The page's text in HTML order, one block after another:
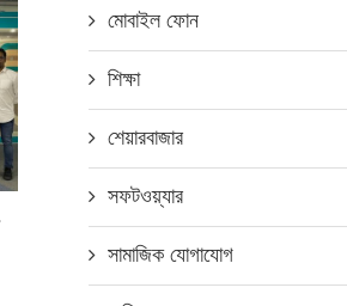
ডিবিএল সিরামিকসের ৩য় প্রোডাকশন লাইন
উদ্বোধন ভার্সেটাইল সিরামিক...
ফেব্রুয়ারি ২৩, ২০২০
মোবাইল ফোন
শিক্ষা
শেয়ারবাজার
সফটওয়্যার
সামাজিক যোগাযোগ